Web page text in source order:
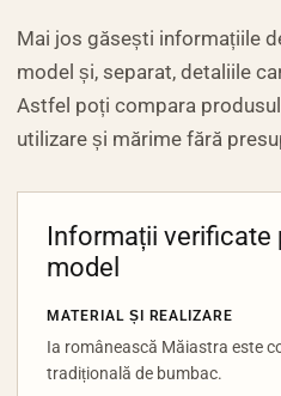
Mai jos găsești informațiile
model și, separat, detaliile
Astfel poți compara
utilizare și mărime fără
Informații verificate
model
MATERIAL ȘI REALIZARE
Ia românească Măiastra este
tradițională de bumbac.